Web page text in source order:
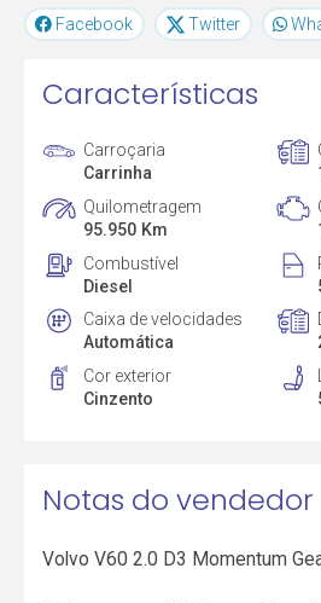
Facebook Twitter
Características
Carroçaria
Carrinha
Quilometragem
95.950 Km
Combustível
Diesel
Caixa de velocidades
Automática
Cor exterior
Cinzento
Notas do vendedor
Volvo V60 2.0 D3 Momentum